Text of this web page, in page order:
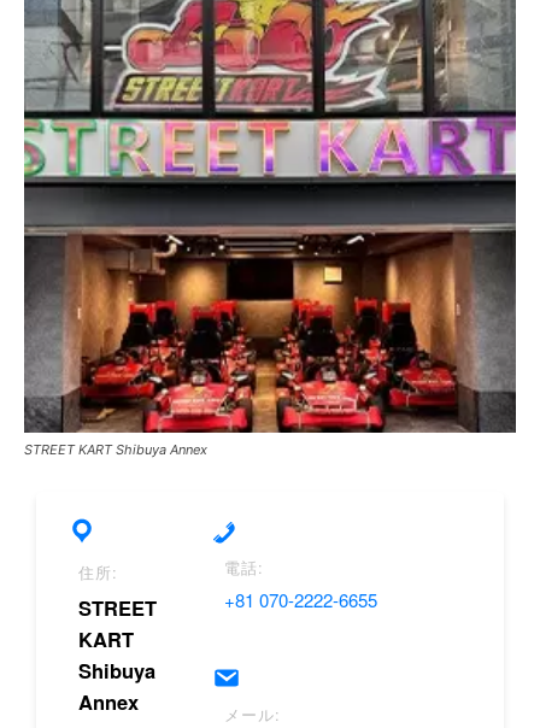
STREET KART Shibuya Annex
住所:
STREET
KART
Shibuya
Annex
電話:
+81 070-2222-6655
メール: